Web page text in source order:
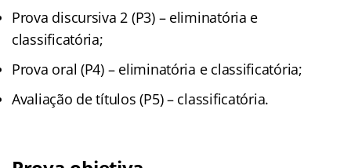
Prova discursiva 2 (P3) – eliminatória e
classificatória;
Prova oral (P4) – eliminatória e classificatória;
Avaliação de títulos (P5) – classificatória.